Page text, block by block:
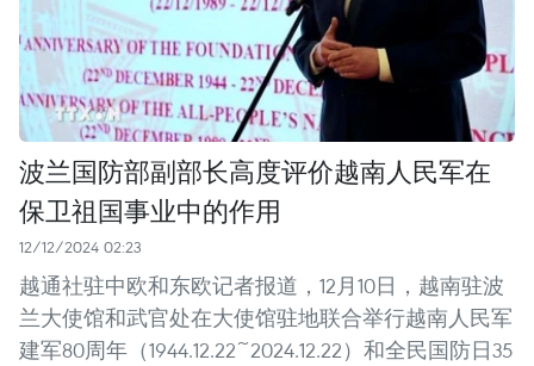
波兰国防部副部长高度评价越南人民军在
保卫祖国事业中的作用
12/12/2024 02:23
越通社驻中欧和东欧记者报道，12月10日，越南驻波
兰大使馆和武官处在大使馆驻地联合举行越南人民军
建军80周年（1944.12.22~2024.12.22）和全民国防日35